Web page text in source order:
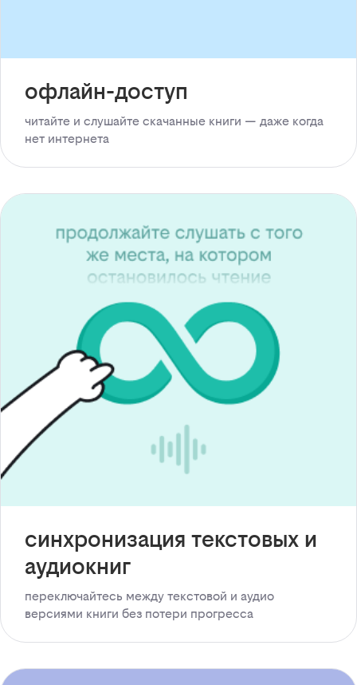
офлайн-доступ
читайте и слушайте скачанные книги — даже когда
нет интернета
синхронизация текстовых и
аудиокниг
переключайтесь между текстовой и аудио
версиями книги без потери прогресса